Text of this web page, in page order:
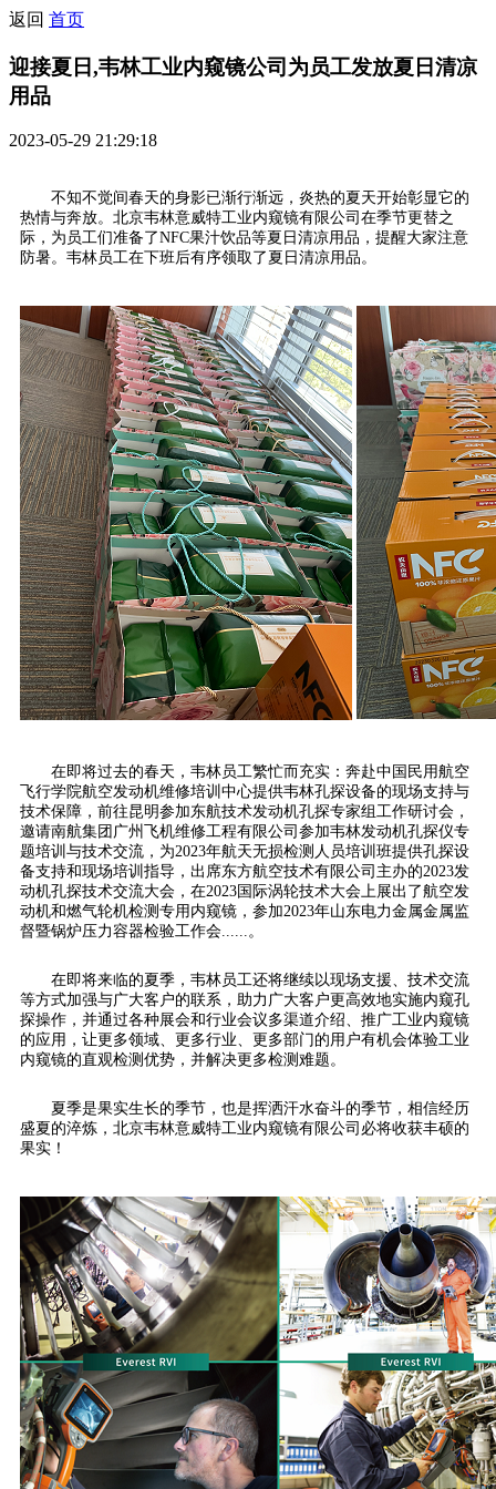
返回 首页
迎接夏日,韦林工业内窥镜公司为员工发放夏日清凉
用品
2023-05-29 21:29:18
不知不觉间春天的身影已渐行渐远，炎热的夏天开始彰显它的
热情与奔放。北京韦林意威特工业内窥镜有限公司在季节更替之
际，为员工们准备了NFC果汁饮品等夏日清凉用品，提醒大家注意
防暑。韦林员工在下班后有序领取了夏日清凉用品。
在即将过去的春天，韦林员工繁忙而充实：奔赴中国民用航空
飞行学院航空发动机维修培训中心提供韦林孔探设备的现场支持与
技术保障，前往昆明参加东航技术发动机孔探专家组工作研讨会，
邀请南航集团广州飞机维修工程有限公司参加韦林发动机孔探仪专
题培训与技术交流，为2023年航天无损检测人员培训班提供孔探设
备支持和现场培训指导，出席东方航空技术有限公司主办的2023发
动机孔探技术交流大会，在2023国际涡轮技术大会上展出了航空发
动机和燃气轮机检测专用内窥镜，参加2023年山东电力金属金属监
督暨锅炉压力容器检验工作会......。
在即将来临的夏季，韦林员工还将继续以现场支援、技术交流
等方式加强与广大客户的联系，助力广大客户更高效地实施内窥孔
探操作，并通过各种展会和行业会议多渠道介绍、推广工业内窥镜
的应用，让更多领域、更多行业、更多部门的用户有机会体验工业
内窥镜的直观检测优势，并解决更多检测难题。
夏季是果实生长的季节，也是挥洒汗水奋斗的季节，相信经历
盛夏的淬炼，北京韦林意威特工业内窥镜有限公司必将收获丰硕的
果实！